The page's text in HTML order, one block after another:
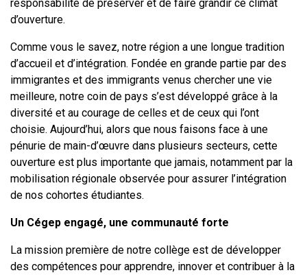
responsabilité de préserver et de faire grandir ce climat
d’ouverture.
Comme vous le savez, notre région a une longue tradition
d’accueil et d’intégration. Fondée en grande partie par des
immigrantes et des immigrants venus chercher une vie
meilleure, notre coin de pays s’est développé grâce à la
diversité et au courage de celles et de ceux qui l’ont
choisie. Aujourd’hui, alors que nous faisons face à une
pénurie de main-d’œuvre dans plusieurs secteurs, cette
ouverture est plus importante que jamais, notamment par la
mobilisation régionale observée pour assurer l’intégration
de nos cohortes étudiantes.
Un Cégep engagé, une communauté forte
La mission première de notre collège est de développer
des compétences pour apprendre, innover et contribuer à la